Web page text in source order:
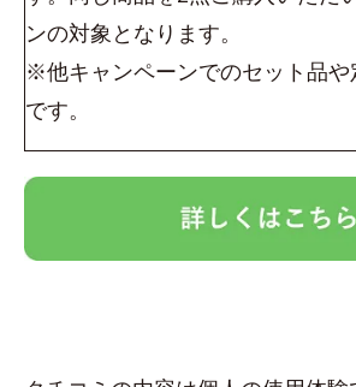
ンの対象となります。
※他キャンペーンでのセット品
です。